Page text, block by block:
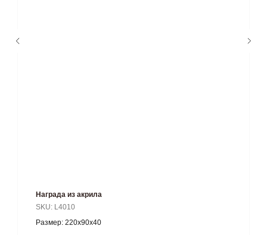
Награда из акрила
SKU: L4010
Размер: 220х90х40